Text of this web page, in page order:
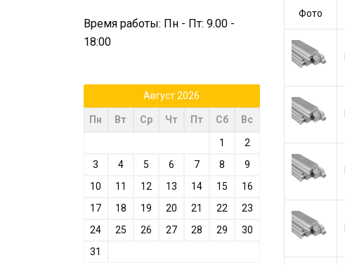
Фото
Время работы: Пн - Пт: 9.00 -
18:00
Август 2026
Пн Вт Ср Чт Пт Сб Вс
1
2
3
4 5 6 7 8
9
10
11 12 13 14 15
16
17
18 19 20 21 22
23
24
25 26 27 28 29
30
31